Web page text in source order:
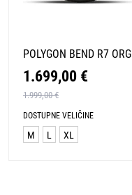
POLYGON BEND R7 ORG
1.699,00 €
1.999,00 €
DOSTUPNE VELIČINE
M L XL